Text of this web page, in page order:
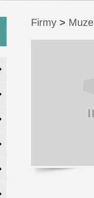
Firmy >